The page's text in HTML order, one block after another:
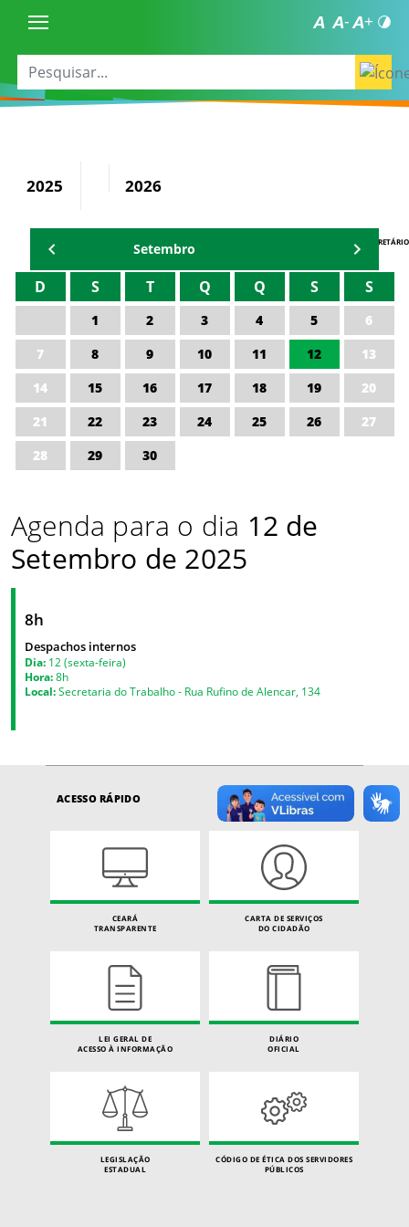
2025 2026
AGENDA DO SECRETÁRIO
Setembro
D S T Q Q S S
1 2 3 4 5
6
7
8 9 10 11 12
13
14
15 16 17 18 19
20
21
22 23 24 25 26
27
28
29 30
Agenda para o dia 12 de
Setembro de 2025
8h
Despachos internos
Dia: 12 (sexta-feira)
Hora:8h
Local:Secretaria do Trabalho - Rua Rufino de Alencar, 134
ACESSO RÁPIDO
CEARÁ
TRANSPARENTE
CARTA DE SERVIÇOS
DO CIDADÃO
LEI GERAL DE
ACESSO À INFORMAÇÃO
DIÁRIO
OFICIAL
LEGISLAÇÃO
ESTADUAL
CÓDIGO DE ÉTICA DOS SERVIDORES
PÚBLICOS